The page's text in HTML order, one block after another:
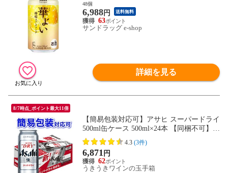
48個
6,988円 送料無料
63
サンドラッグ e-shop
詳細を見る
8/7時点_ポイント最大11倍
【簡易包装対応可】アサヒ スーパードライ
500ml缶ケース 500ml×24本 【同梱不可】
【代引不可】【ビール 国産 缶ビール ギフ
ト お中元 御中元 お歳暮 御歳暮】
4.3 (3件)
6,871 円
62
うきうきワインの玉手箱